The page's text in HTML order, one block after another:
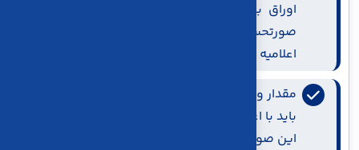
اوراق بهادار مبتنی بر كالا، تاريخ و زمان صدور
صورتحساب ميبايست بزرگتر يا مساوی تاريخ
اعلاميه فروش باشد
مقدار و واحد اندازه‌گیری ثبت‌شده در صورتحساب
باید با اعلامیه فروش بورس یکسان باشد، در غیر
این صورت صورتحساب پذیرفته نمی شود و منجر